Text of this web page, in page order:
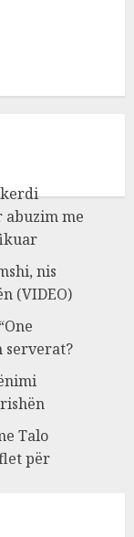
abuzim me
nis
(VIDEO)
serverat?
Talo
për